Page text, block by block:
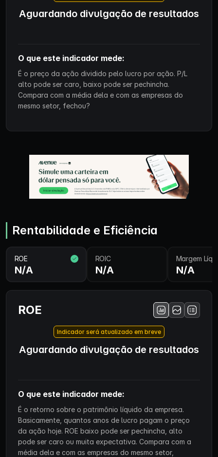
Aguardando divulgação de resultados
O que este indicador mede:
É o preço da ação dividido pelo lucro por ação. P/L
alto pode ser caro, baixo pode ser pechincha.
Compara com a média dela e com as empresas do
mesmo setor, fechou?
Rentabilidade e Eficiência
ROE
N/A
ROIC
N/A
Margem
N/A
ROE
Indicador será atualizado em breve
Aguardando divulgação de resultados
O que este indicador mede:
É o retorno sobre o patrimônio líquido da empresa.
Basicamente, quantos anos de lucro pagam o preço
da ação hoje. ROE baixo pode ser pechincha, alto
pode ser caro ou muita expectativa. Compara com a
média dela e com as empresas do mesmo setor,